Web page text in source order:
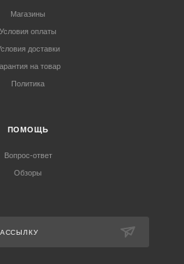
Магазины
Условия оплаты
доставки
на товар
Политика
ПОМОЩЬ
Вопрос-ответ
Обзоры